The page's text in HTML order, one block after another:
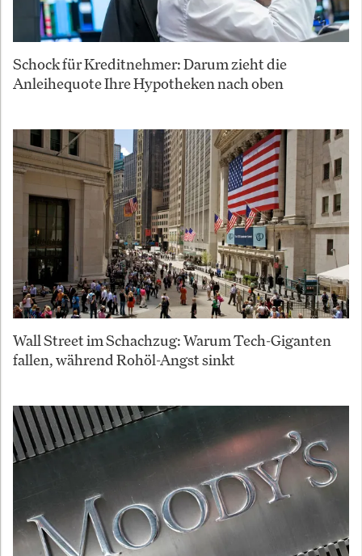
Schock für Kreditnehmer: Darum zieht die
Anleihequote Ihre Hypotheken nach oben
Wall Street im Schachzug: Warum Tech-Giganten
fallen, während Rohöl-Angst sinkt